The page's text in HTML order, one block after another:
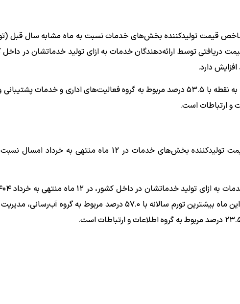
قیمت تولیدکننده بخش­‌های خدمات نسبت به ماه مشابه سال قبل
قیمت دریافتی توسط ارائه‌دهندگان خدمات به ازای تولید خدماتشان در
بررسی‌ها نشان می‌دهد در این ماه بیش­ترین تورم نقطه به نقطه با ۵۳.۵ درصد مربوط به گروه فعالیت‌های اداری و خدمات
طبق داده‌های منتشر شده درصد تغییرات شاخص قیمت تولیدکننده بخش­‌های خدمات در ۱۲ ماه منتهی
به مدت مشابه سال قبل ۳۶.۸ درصد افزایش دارد. در این ماه بیش­ترین تورم سالانه با ۵۷.۰ درصد مربوط به گروه